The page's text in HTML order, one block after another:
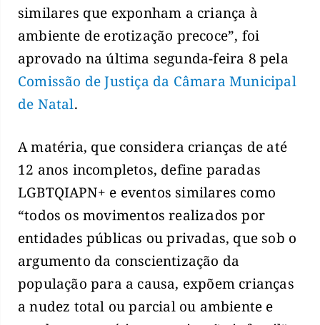
similares que exponham a criança à
ambiente de erotização precoce”, foi
aprovado na última segunda-feira 8 pela
Comissão de Justiça da Câmara Municipal
de Natal.
A matéria, que considera crianças de até
12 anos incompletos, define paradas
LGBTQIAPN+ e eventos similares como
“todos os movimentos realizados por
entidades públicas ou privadas, que sob o
argumento da conscientização da
população para a causa, expõem crianças
a nudez total ou parcial ou ambiente e